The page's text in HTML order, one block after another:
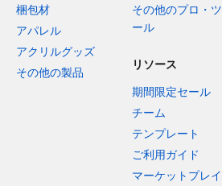
梱包材
アパレル
アクリルグッズ
その他の製品
その他のプロ・ツ
ール
リソース
期間限定セール
チーム
テンプレート
ご利用ガイド
マーケットプレイ